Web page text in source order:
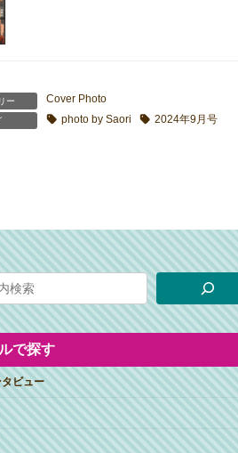
ー Cover Photo
photo by Saori 2024年9月号
で探す
ビュー